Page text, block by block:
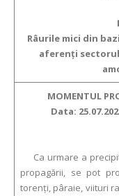
Râurile mici din
aferenți
MOMENTUL
Data:
Ca urmare a
propagării, se pot
torenţi, pâraie, viituri